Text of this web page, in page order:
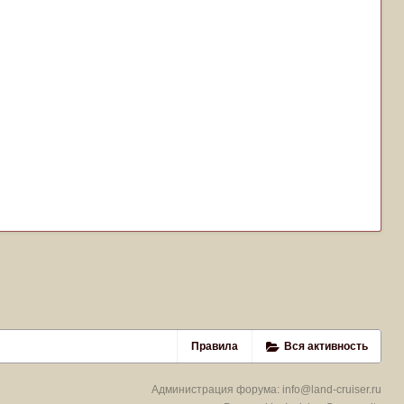
Правила Вся активность
Администрация форума: info@land-cruiser.ru